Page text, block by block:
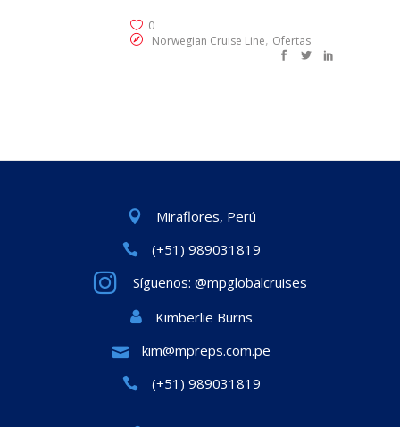
0
Norwegian Cruise Line, Ofertas
Miraflores, Perú
(+51) 989031819
Síguenos: @mpglobalcruises
Kimberlie Burns
kim@mpreps.com.pe
(+51) 989031819